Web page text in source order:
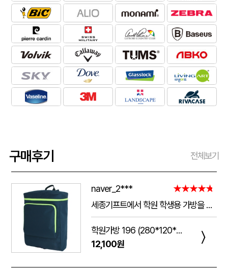
구매후기 전체보기
naver_2***
★★★★★
세종기프트에서 학원 학생용 가방을 제작했는데 전체적으로 아주 만족스럽습니다. 가방 크기가 넉넉해서 교재와 학용품을 넣기 좋고, 원단과 지퍼도 탄탄해서 아이들이 매일 사용하기에 실용적입니다. 특히 학원 로고와 문구 인쇄가 선명하고 깔끔하게 나와서 실제로 받아보니 기대했던 것보다 훨씬 고급스러웠습니다. 제작 과정에서도 요청사항을 잘 반영해 주셨고 완성도도 좋아 다음 단체 제작 때도 다시 이용하고 싶습니다.
학원가방 196 (280*120*390mm)
12,100원
〉